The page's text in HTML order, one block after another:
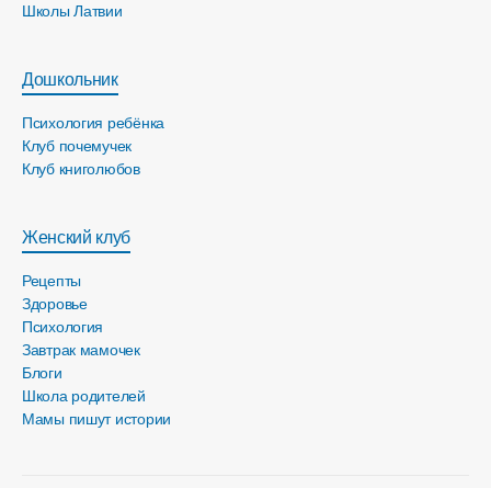
Школы Латвии
Дошкольник
Психология ребёнка
Клуб почемучек
Клуб книголюбов
Женский клуб
Рецепты
Здоровье
Психология
Завтрак мамочек
Блоги
Школа родителей
Мамы пишут истории